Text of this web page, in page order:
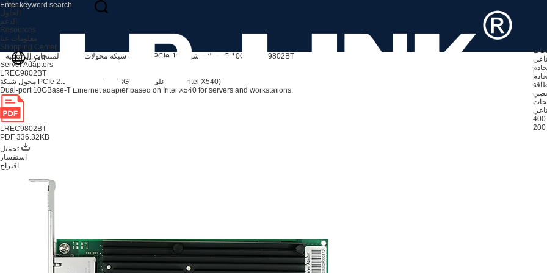
المنتجات
الحلول
الدعم
Resources
معلومات عنا
Shopping Center
العربيةالرئيسية المنتجات محولات الخادم محولات شبكة PCIe محولات شبكة 10G 10G
LREC9802BT
Server Adapters
LREC9802BT
محول شبكة PCIe 2.1 x8 ثنائي المنفذ 10G RJ45 (يعتمد على Intel X540)
Dual-port 10GBase-T Ethernet adapter based on Intel X540 for servers and workstations.
LREC9802BT
PDF 336.32KB
استفسار
اقتراح